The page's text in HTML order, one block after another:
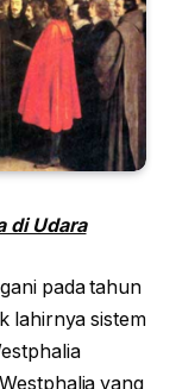
di Udara
pada tahun
lahirnya sistem
yang